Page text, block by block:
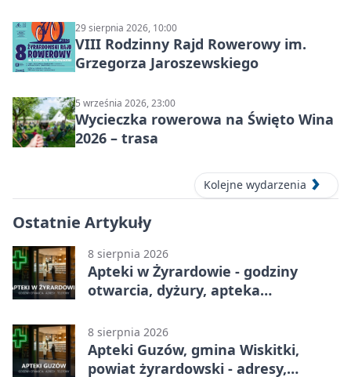
29 sierpnia 2026, 10:00
VIII Rodzinny Rajd Rowerowy im.
Grzegorza Jaroszewskiego
5 września 2026, 23:00
Wycieczka rowerowa na Święto Wina
2026 – trasa
Kolejne wydarzenia
Ostatnie Artykuły
8 sierpnia 2026
Apteki w Żyrardowie - godziny
otwarcia, dyżury, apteka
8 sierpnia 2026
Apteki Guzów, gmina Wiskitki,
powiat żyrardowski - adresy,